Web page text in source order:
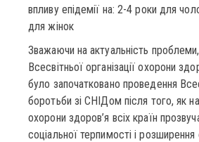
впливу епідемії на: 2-4 роки для
для жінок
Зважаючи на актуальність
Всесвітньої організації охорони
було започатковано проведення
боротьби зі СНІДом після того, як на
охорони здоров’я всіх країн
соціальної терпимості і розширення